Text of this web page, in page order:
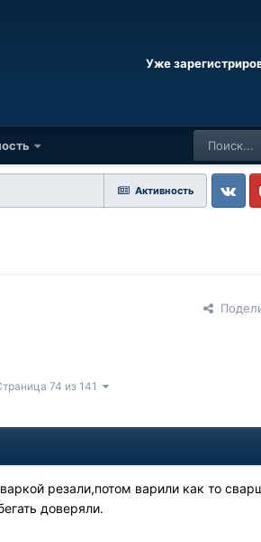
Уже
Активность
Vkontakte
74 из 141
резали,потом варили как то
доверяли.